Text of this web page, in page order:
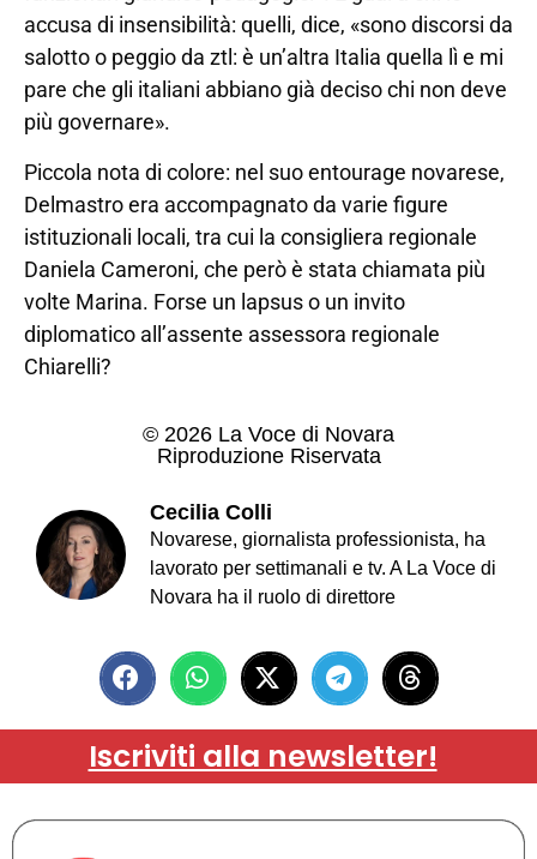
accusa di insensibilità: quelli, dice, «sono discorsi da
salotto o peggio da ztl: è un’altra Italia quella lì e mi
pare che gli italiani abbiano già deciso chi non deve
più governare».
Piccola nota di colore: nel suo entourage novarese,
Delmastro era accompagnato da varie figure
istituzionali locali, tra cui la consigliera regionale
Daniela Cameroni, che però è stata chiamata più
volte Marina. Forse un lapsus o un invito
diplomatico all’assente assessora regionale
Chiarelli?
© 2026 La Voce di Novara
Riproduzione Riservata
Cecilia Colli
Novarese, giornalista professionista, ha
lavorato per settimanali e tv. A La Voce di
Novara ha il ruolo di direttore
Iscriviti alla newsletter!